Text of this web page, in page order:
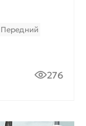
Передний
276